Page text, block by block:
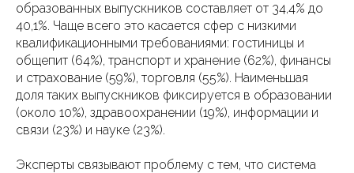
образованных выпускников составляет от 34,4% до
40,1%. Чаще всего это касается сфер с низкими
квалификационными требованиями: гостиницы и
общепит (64%), транспорт и хранение (62%), финансы
и страхование (59%), торговля (55%). Наименьшая
доля таких выпускников фиксируется в образовании
(около 10%), здравоохранении (19%), информации и
связи (23%) и науке (23%).
Эксперты связывают проблему с тем, что система